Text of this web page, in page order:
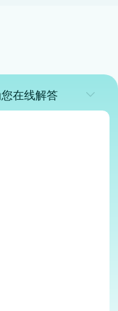
0G4
在线解答